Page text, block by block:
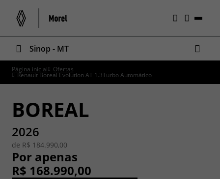
Sinop - MT
Página inicial Ofertas
Renault Boreal Evolution AT 1.3Turbo Automático
BOREAL
2026
de R$ 184.990,00
Por apenas
R$ 168.990,00